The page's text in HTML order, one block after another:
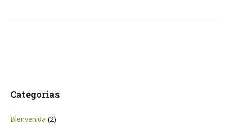
Categorías
Bienvenida (2)